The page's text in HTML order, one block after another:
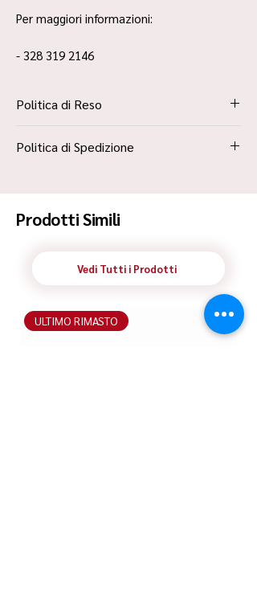
Per maggiori informazioni:
- 328 319 2146
Politica di Reso
“Termini e Condizioni”
Politica di Spedizione
Prodotti Simili
Vedi Tutti i Prodotti
ULTIMO RIMASTO